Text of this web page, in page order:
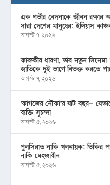
এক গভীর বেদনাকে জীবন রক্ষার
সারা দেশের মানুষের: ইলিয়াস
আগস্ট ৭, ২০২৬
ফারুকীর ধারণা, তার নতুন সিনেমা
জাতিকে দুই ভাগে বিভক্ত করতে
আগস্ট ৭, ২০২৬
‘কাগজের নৌকা’র ষাট বছর—
ব্যক্তি সুচন্দা
আগস্ট ৫, ২০২৬
পুলসিরাত নাকি খলনায়ক: ভিকির
নাকি মেহজাবীন
আগস্ট ৫, ২০২৬